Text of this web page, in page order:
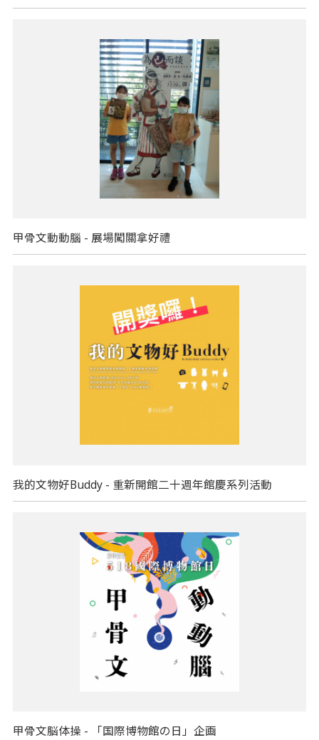
甲骨文動動腦 - 展場闖關拿好禮
我的文物好Buddy - 重新開館二十週年館慶系列活動
甲骨文脳体操 - 「国際博物館の日」企画